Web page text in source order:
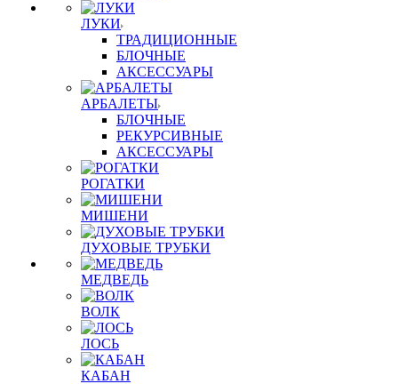
ЛУКИ
ТРАДИЦИОННЫЕ
БЛОЧНЫЕ
АКСЕССУАРЫ
АРБАЛЕТЫ
БЛОЧНЫЕ
РЕКУРСИВНЫЕ
АКСЕССУАРЫ
РОГАТКИ
МИШЕНИ
ДУХОВЫЕ ТРУБКИ
МЕДВЕДЬ
ВОЛК
ЛОСЬ
КАБАН